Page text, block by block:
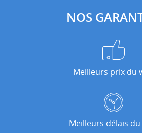
NOS
Meilleurs prix du
Meilleurs délais du